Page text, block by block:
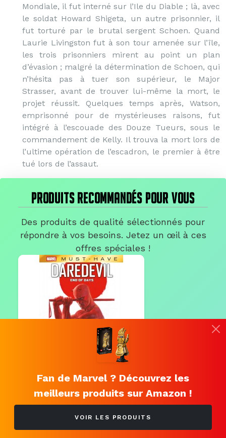
Mondiale, il fut interné sur l’Ile du Diable ; là, avec
le soldat Howard Shigeta, un autre prisonnier, il
fut torturé par le brutal sergent Schoen. Quand
Laurie Livingston fut à son tour amenée sur l’île,
les trois prisonniers mirent au point un plan
d’évasion ; malgré la détermination de Schoen, qui
n’hésita pas à tuer son supérieur, le Major
Strasser, avant de trouver lui-même la mort, le
projet réussit. Quelques temps après, Watson,
emprisonné pour de mystérieuses raisons, fut
intégré à l’escouade des Douze Tueurs, sous le
commandement de Kelly. Il trouva la mort lors de
l’ultime opération de l’escadron, le premier à être
tué lors de l’assaut.
PRODUITS RECOMMANDÉS POUR VOUS
Des produits de qualité sélectionnés pour
répondre à vos besoins. Jetez un œil à ces
offres spéciales !
Daredevil : End of Days
Fan de Marvel ? Découvrez les
meilleurs produits sur Amazon !
VOIR LES PRODUITS